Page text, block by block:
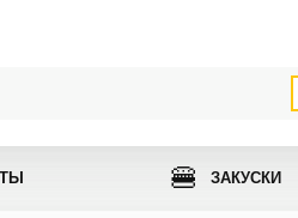
🍔 ЗАКУСКИ